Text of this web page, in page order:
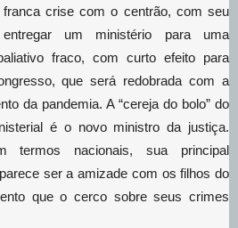
franca crise com o centrão, com seu
entregar um ministério para uma
fraco, com curto efeito para
que será redobrada com a
da pandemia. A “cereja do bolo” do
é o novo ministro da justiça.
termos nacionais, sua principal
ser a amizade com os filhos do
que o cerco sobre seus crimes